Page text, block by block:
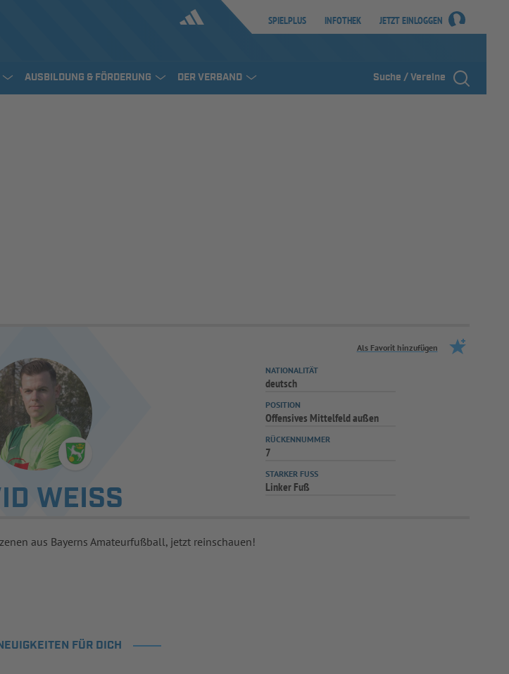
SPIELPLUS INFOTHEK JETZT EINLOGGEN
AUSBILDUNG & FÖRDERUNG DER VERBAND Suche / Vereine
Als Favorit hinzufügen
WEISS
NATIONALITÄT
deutsch
POSITION
Offensives Mittelfeld außen
RÜCKENNUMMER
7
STARKER FUSS
Linker Fuß
aus Bayerns Amateurfußball, jetzt reinschauen!
FÜR DICH